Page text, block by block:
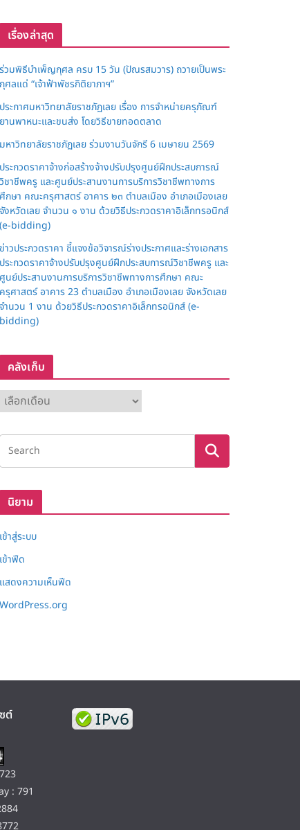
เรื่องล่าสุด
ร่วมพิธีบำเพ็ญกุศล ครบ 15 วัน (ปัณรสมวาร) ถวายเป็นพระ
กุศลแด่ “เจ้าฟ้าพัชรกิติยาภาฯ”
ประกาศมหาวิทยาลัยราชภัฏเลย เรื่อง การจำหน่ายครุภัณฑ์
ยานพาหนะและขนส่ง โดยวิธีขายทอดตลาด
มหาวิทยาลัยราชภัฏเลย ร่วมงานวันจักรี 6 เมษายน 2569
ประกวดราคาจ้างก่อสร้างจ้างปรับปรุงศูนย์ฝึกประสบการณ์
วิชาชีพครู และศูนย์ประสานงานการบริการวิชาชีพทางการ
ศึกษา คณะครุศาสตร์ อาคาร ๒๓ ตำบลเมือง อำเภอเมืองเลย
จังหวัดเลย จำนวน ๑ งาน ด้วยวิธีประกวดราคาอิเล็กทรอนิกส์
(e-bidding)
ข่าวประกวดราคา ชี้แจงข้อวิจารณ์ร่างประกาศและร่างเอกสาร
ประกวดราคาจ้างปรับปรุงศูนย์ฝึกประสบการณ์วิชาชีพครู และ
ศูนย์ประสานงานการบริการวิชาชีพทางการศึกษา คณะ
ครุศาสตร์ อาคาร 23 ตำบลเมือง อำเภอเมืองเลย จังหวัดเลย
จำนวน 1 งาน ด้วยวิธีประกวดราคาอิเล็กทรอนิกส์ (e-
bidding)
คลังเก็บ
ลั
ง
ก็
นิยาม
เข้าสู่ระบบ
เข้าฟีด
แสดงความเห็นฟีด
WordPress.org
ต์
: 791